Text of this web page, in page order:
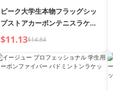
ピーク大学生本物フラッグシッ
プストアカーボンテニスラケッ
ト
$11.13$14.84